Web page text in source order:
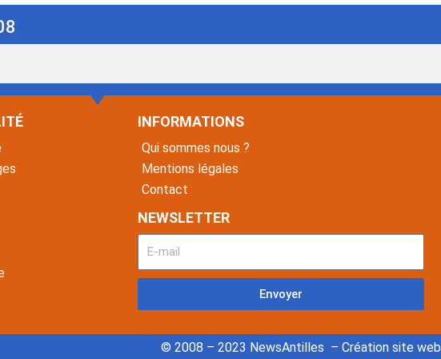
INFORMATIONS
Qui sommes nous ?
Mentions légales
Contact
NEWSLETTER
Envoyer
© 2008 – 2023 NewsAntilles – Création site web